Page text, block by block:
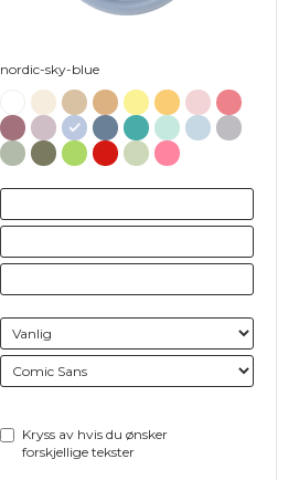
nordic-sky-blue
Kryss av hvis du ønsker
forskjellige tekster